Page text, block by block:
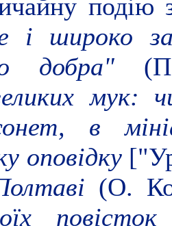
подію
і широко
добра"
в
оповідку
(О.
повісток